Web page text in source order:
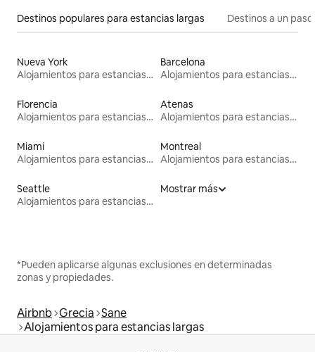
Destinos populares para estancias largas Destinos a un
Nueva York
Alojamientos para estancias largas
Barcelona
Alojamientos para estancias largas
Florencia
Alojamientos para estancias largas
Atenas
Alojamientos para estancias largas
Miami
Alojamientos para estancias largas
Montreal
Alojamientos para estancias largas
Seattle
Alojamientos para estancias largas
Mostrar más
*Pueden aplicarse algunas exclusiones en determinadas
zonas y propiedades.
Airbnb Grecia Sane
Alojamientos para estancias largas